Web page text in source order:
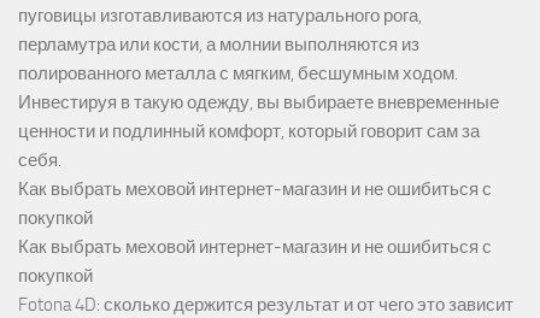
пуговицы изготавливаются из натурального рога,
перламутра или кости, а молнии выполняются из
полированного металла с мягким, бесшумным ходом.
Инвестируя в такую одежду, вы выбираете вневременные
ценности и подлинный комфорт, который говорит сам за
себя.
Как выбрать меховой интернет-магазин и не ошибиться с
покупкой
Как выбрать меховой интернет-магазин и не ошибиться с
покупкой
Fotona 4D: сколько держится результат и от чего это зависит